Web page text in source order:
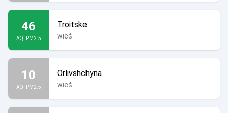
46
AQI PM2.5
Troitske
wieś
10
AQI PM2.5
Orlivshchyna
wieś